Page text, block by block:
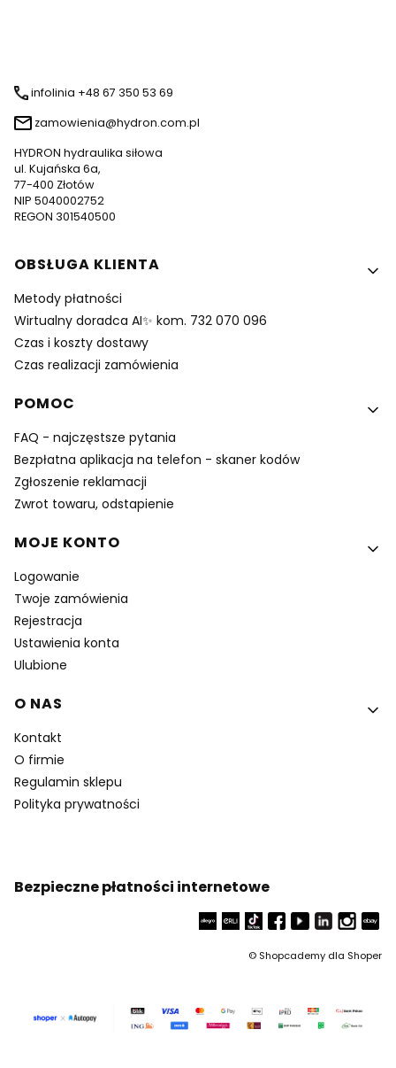
infolinia +48 67 350 53 69
zamowienia@hydron.com.pl
HYDRON hydraulika siłowa
ul. Kujańska 6a,
77-400 Złotów
NIP 5040002752
REGON 301540500
Linki w stopce
OBSŁUGA KLIENTA
Metody płatności
Wirtualny doradca AI✨ kom. 732 070 096
Czas i koszty dostawy
Czas realizacji zamówienia
POMOC
FAQ - najczęstsze pytania
Bezpłatna aplikacja na telefon - skaner kodów
Zgłoszenie reklamacji
Zwrot towaru, odstapienie
MOJE KONTO
Logowanie
Twoje zamówienia
Rejestracja
Ustawienia konta
Ulubione
O NAS
Kontakt
O firmie
Regulamin sklepu
Polityka prywatności
Bezpieczne płatności internetowe
© Shopcademy dla Shoper